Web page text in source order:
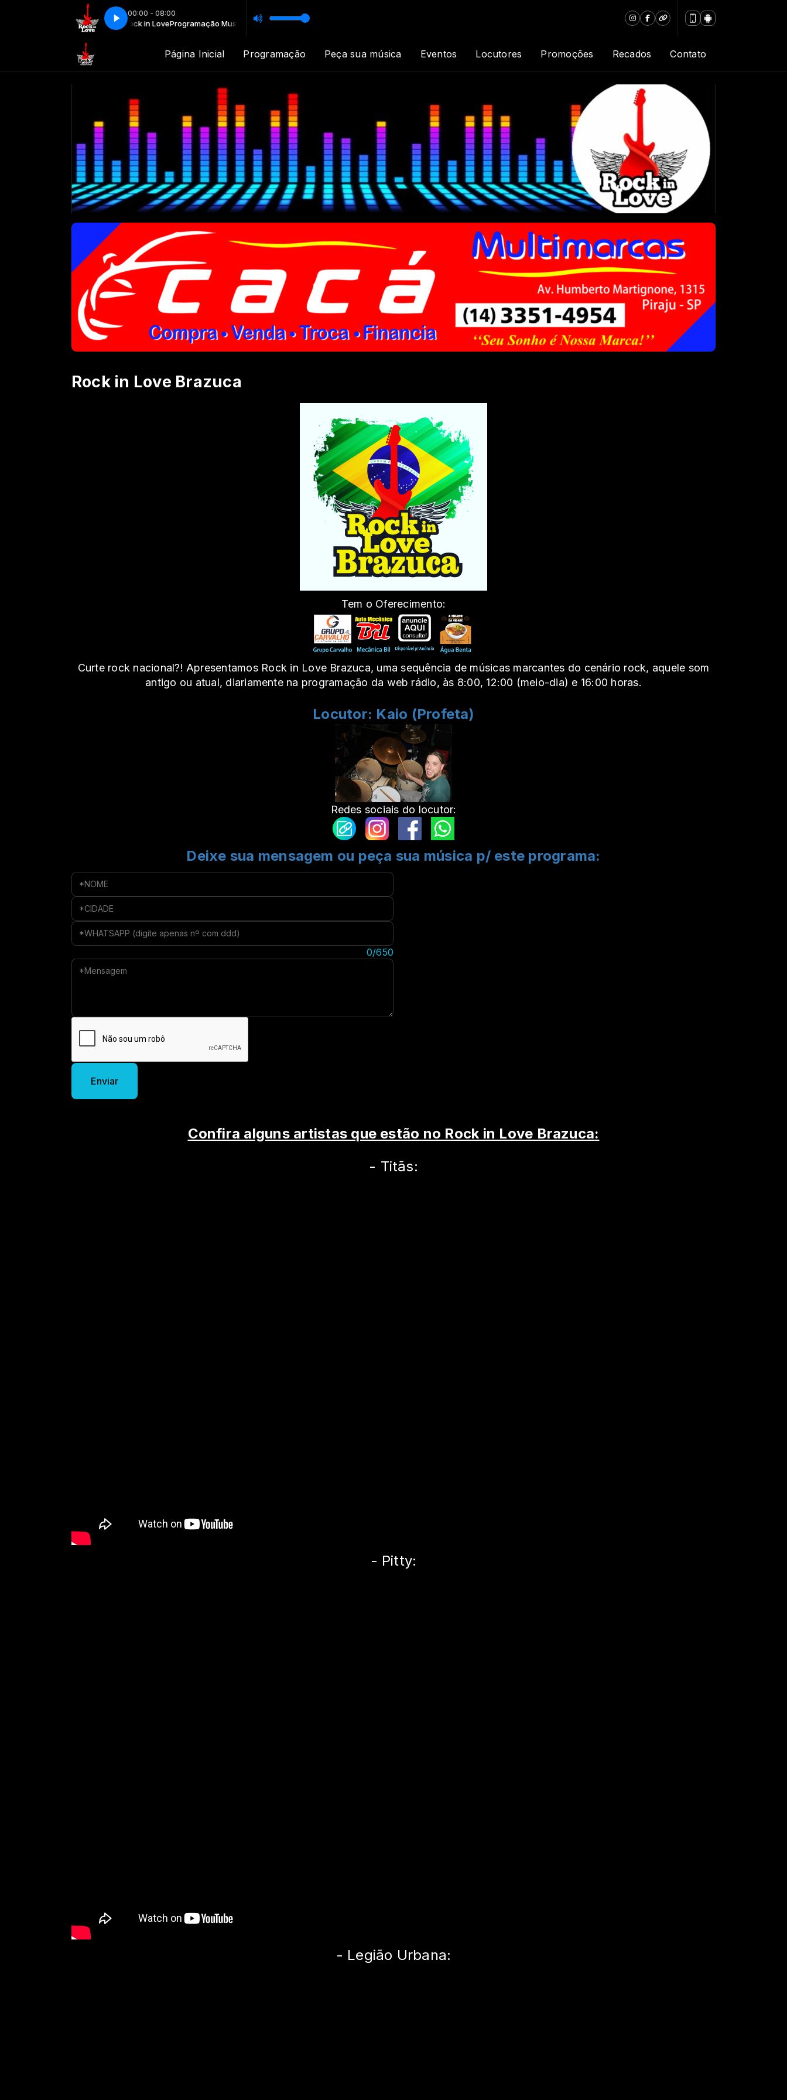
00:00 - 08:00
com Web Rádio Rock in LoveProgramação Musical com Web Rádio Rock in Love
Página Inicial Programação Peça sua música Eventos Locutores Promoções Recados Contato
Rock in Love Brazuca
Tem o Oferecimento:
Curte rock nacional?! Apresentamos Rock in Love Brazuca, uma sequência de músicas marcantes do cenário rock, aquele som
antigo ou atual, diariamente na programação da web rádio, às 8:00, 12:00 (meio-dia) e 16:00 horas.
Locutor: Kaio (Profeta)
Redes sociais do locutor:
Deixe sua mensagem ou peça sua música p/ este programa:
*NOME
*CIDADE
*WHATSAPP (digite apenas nº com ddd)
0/650
Enviar
Confira alguns artistas que estão no Rock in Love Brazuca:
- Titãs:
- Pitty:
- Legião Urbana: